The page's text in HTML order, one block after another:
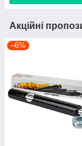
Акційні
–6%